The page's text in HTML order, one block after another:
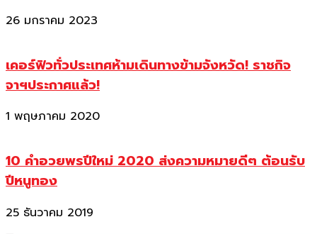
26 มกราคม 2023
เคอร์ฟิวทั่วประเทศห้ามเดินทางข้ามจังหวัด! ราชกิจ
จาฯประกาศแล้ว!
1 พฤษภาคม 2020
10 คำอวยพรปีใหม่ 2020 ส่งความหมายดีๆ ต้อนรับ
ปีหนูทอง
25 ธันวาคม 2019